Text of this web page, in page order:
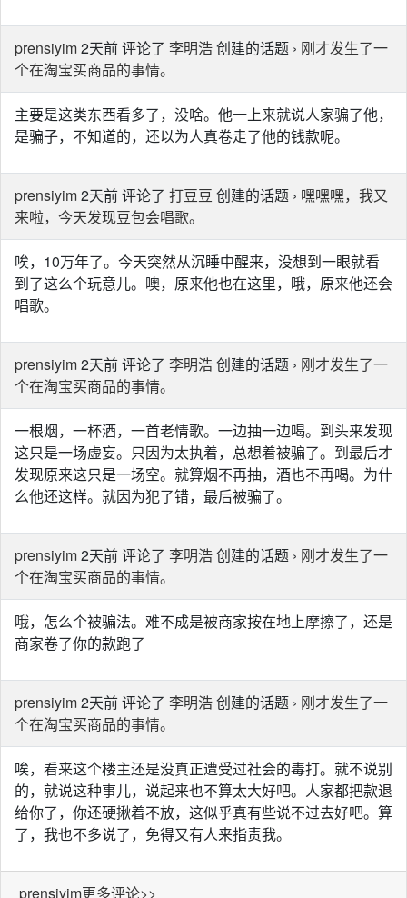
prensiyim2天前 评论了 李明浩创建的话题 › 刚才发生了一
个在淘宝买商品的事情。
主要是这类东西看多了，没啥。他一上来就说人家骗了他，
是骗子，不知道的，还以为人真卷走了他的钱款呢。
prensiyim2天前 评论了 打豆豆 创建的话题 › 嘿嘿嘿，我又
来啦，今天发现豆包会唱歌。
唉，10万年了。今天突然从沉睡中醒来，没想到一眼就看
到了这么个玩意儿。噢，原来他也在这里，哦，原来他还会
唱歌。
prensiyim2天前 评论了 李明浩创建的话题 › 刚才发生了一
个在淘宝买商品的事情。
一根烟，一杯酒，一首老情歌。一边抽一边喝。到头来发现
这只是一场虚妄。只因为太执着，总想着被骗了。到最后才
发现原来这只是一场空。就算烟不再抽，酒也不再喝。为什
么他还这样。就因为犯了错，最后被骗了。
prensiyim2天前 评论了 李明浩创建的话题 › 刚才发生了一
个在淘宝买商品的事情。
哦，怎么个被骗法。难不成是被商家按在地上摩擦了，还是
商家卷了你的款跑了
prensiyim2天前 评论了 李明浩创建的话题 › 刚才发生了一
个在淘宝买商品的事情。
唉，看来这个楼主还是没真正遭受过社会的毒打。就不说别
的，就说这种事儿，说起来也不算太大好吧。人家都把款退
给你了，你还硬揪着不放，这似乎真有些说不过去好吧。算
了，我也不多说了，免得又有人来指责我。
prensiyim更多评论>>